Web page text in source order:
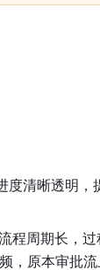
度清晰透明，
程周期长，
，原本审批